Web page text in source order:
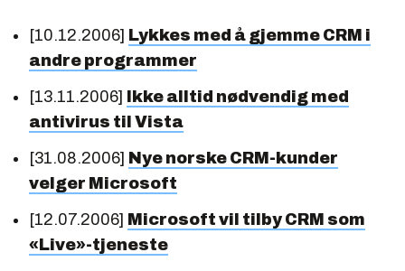
[10.12.2006] Lykkes med å gjemme CRM i
andre programmer
[13.11.2006]
Ikke alltid nødvendig med
antivirus til Vista
[31.08.2006] Nye norske CRM-kunder
velger Microsoft
[12.07.2006] Microsoft vil tilby CRM som
«Live»-tjeneste